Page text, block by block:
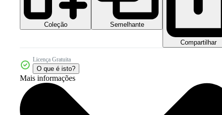
Coleção Semelhante
Compartilhar
Licença Gratuita
O que é isto?
Mais informações